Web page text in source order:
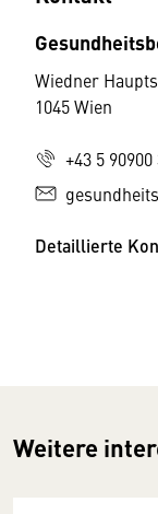
Wiedner
1045 Wien
+43 5 90900
Detaillierte
Weitere